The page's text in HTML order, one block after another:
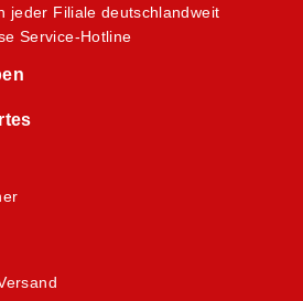
jeder Filiale deutschlandweit
Service-Hotline